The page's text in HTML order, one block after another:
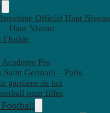
Officiel Haut Niveau
– Haut Niveau
Floride
Academy Pro
Saint Germain – Paris
gardiens de but
pour filles